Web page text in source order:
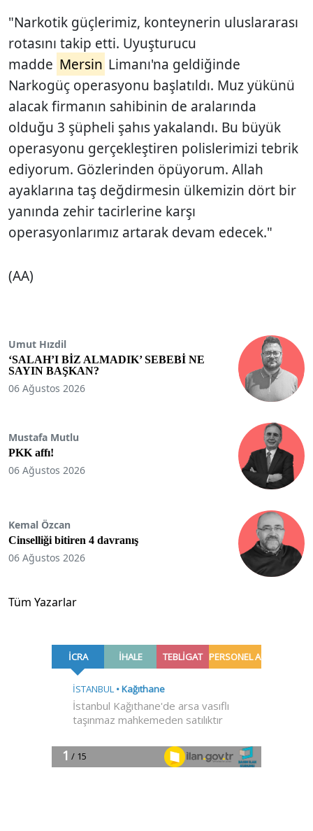
"Narkotik güçlerimiz, konteynerin uluslararası
rotasını takip etti. Uyuşturucu
madde Mersin Limanı'na geldiğinde
Narkogüç operasyonu başlatıldı. Muz yükünü
alacak firmanın sahibinin de aralarında
olduğu 3 şüpheli şahıs yakalandı. Bu büyük
operasyonu gerçekleştiren polislerimizi tebrik
ediyorum. Gözlerinden öpüyorum. Allah
ayaklarına taş değdirmesin ülkemizin dört bir
yanında zehir tacirlerine karşı
operasyonlarımız artarak devam edecek."
(AA)
Umut Hızdil
‘SALAH’I BİZ ALMADIK’ SEBEBİ NE
SAYIN BAŞKAN?
06 Ağustos 2026
Mustafa Mutlu
PKK affı!
06 Ağustos 2026
Kemal Özcan
Cinselliği bitiren 4 davranış
06 Ağustos 2026
Tüm Yazarlar